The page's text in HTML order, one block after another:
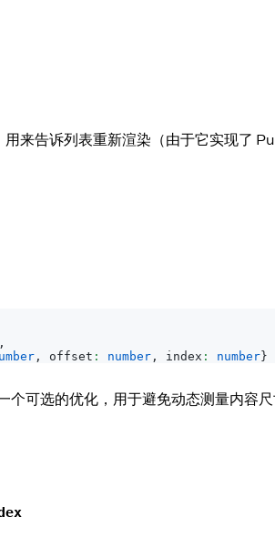
用来告诉列表重新渲染（由于它实现了
,
, offset : number , index : number }
可选的优化，用于避免动态测量内容